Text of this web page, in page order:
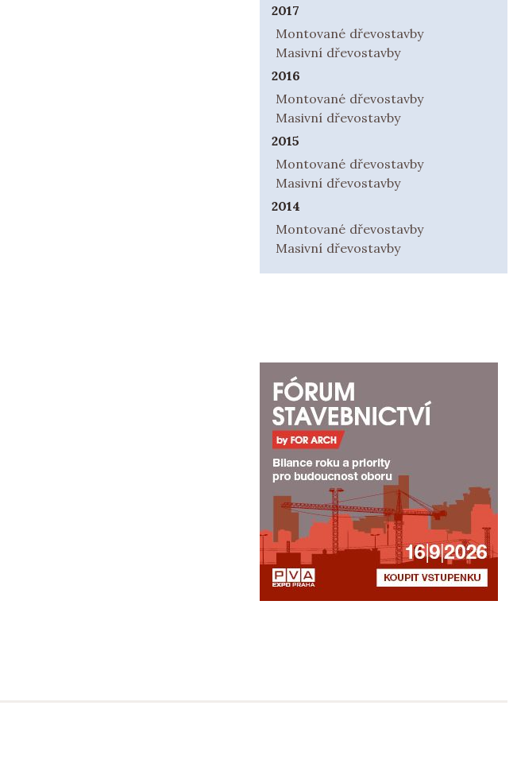
2017
Montované dřevostavby
Masivní dřevostavby
2016
Montované dřevostavby
Masivní dřevostavby
2015
Montované dřevostavby
Masivní dřevostavby
2014
Montované dřevostavby
Masivní dřevostavby